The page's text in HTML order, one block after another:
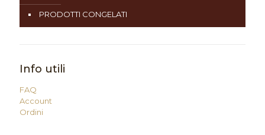
PRODOTTI CONGELATI
Info utili
FAQ
Account
Ordini